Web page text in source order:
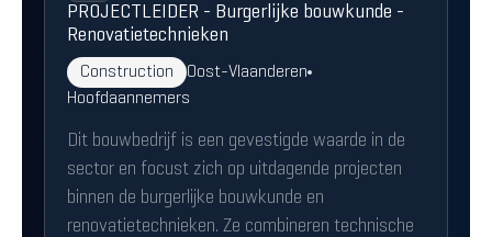
PROJECTLEIDER - Burgerlijke bouwkunde -
Renovatietechnieken
Construction
Oost-Vlaanderen
Hoofdaannemers
Dit bouwbedrijf is een gevestigde waarde in de
sector en focust zich op uitdagende projecten
binnen de burgerlijke bouwkunde en
renovatietechnieken. Ze combineren technische